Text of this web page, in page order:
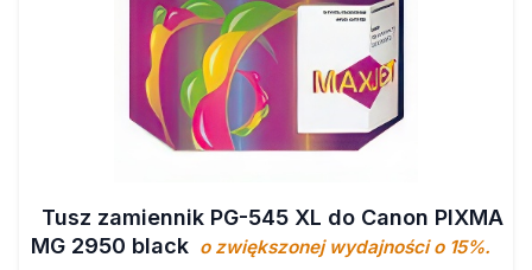
Tusz zamiennik PG-545 XL do Canon PIXMA
MG 2950 black o zwiększonej wydajności o 15%.